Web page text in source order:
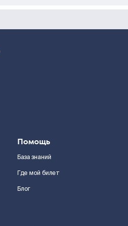
Помощь
База знаний
Где мой билет
Блог